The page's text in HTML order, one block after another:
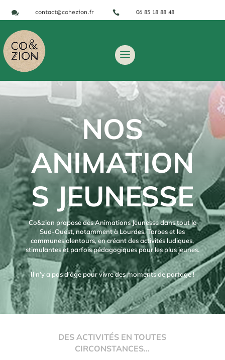
 contact@cohezion.fr  06 85 18 88 48
NOS
ANIMATION
S JEUNESSE
Co&zion propose des Animations Jeunesse dans tout le
Sud-Ouest, notamment à Lourdes, Tarbes et les
communes alentours, en créant des activités ludiques,
stimulantes et parfois pédagogiques pour les plus jeunes.
Il n’y a pas d’âge pour vivre des moments de partage !
DES ACTIVITÉS EN TOUTES
CIRCONSTANCES…